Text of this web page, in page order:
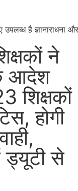
उपलब्ध है
ने
आदेश
शिक्षकों
होगी
ड्यूटी से